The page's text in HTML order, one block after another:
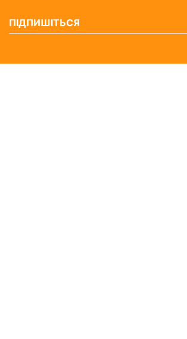
ПІДПИШІТЬСЯ